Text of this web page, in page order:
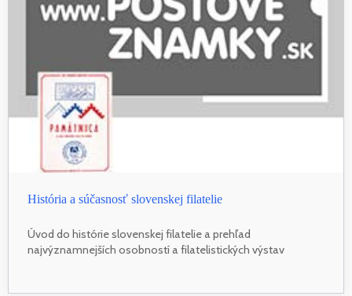
História a súčasnosť slovenskej filatelie
Úvod do histórie slovenskej filatelie a prehľad
najvýznamnejších osobností a filatelistických výstav